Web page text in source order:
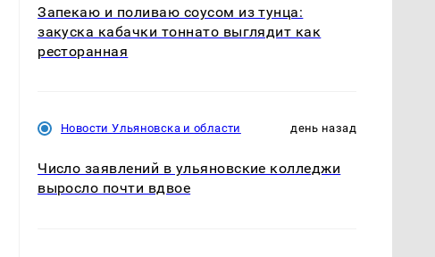
Запекаю и поливаю соусом из тунца:
закуска кабачки тоннато выглядит как
ресторанная
Новости Ульяновска и области день назад
Число заявлений в ульяновские колледжи
выросло почти вдвое